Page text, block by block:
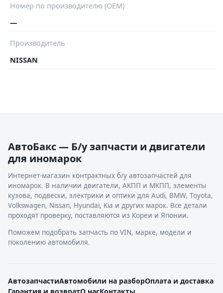
Номер по производителю (OEM)
—
Производитель
NISSAN
АвтоБакс — Б/у запчасти и двигатели
для иномарок
Интернет-магазин контрактных б/у автозапчастей для
иномарок. В наличии двигатели, АКПП и МКПП, элементы
кузова, подвески, электрики и оптики для Audi, BMW, Toyota,
Volkswagen, Nissan, Hyundai, Kia и других марок. Все детали
проходят проверку, поставляются из Кореи и Японии.
Поможем подобрать запчасть по VIN, марке, модели и
поколению автомобиля.
АвтозапчастиАвтомобили на разборОплата и доставка
Гарантия и возвратО насКонтакты